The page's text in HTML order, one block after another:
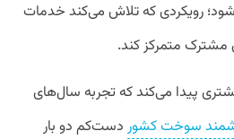
رویکردی که تلاش می‌کند خدمات
متمرکز کند.
پیدا می‌کند که تجربه سال‌های
سوخت کشور دست‌کم دو بار